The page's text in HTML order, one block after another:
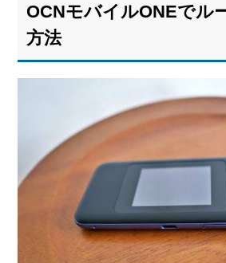
イル
ONE
でル
ータ
1.1.
に契
約す
OCNモバイルONEでル
方法